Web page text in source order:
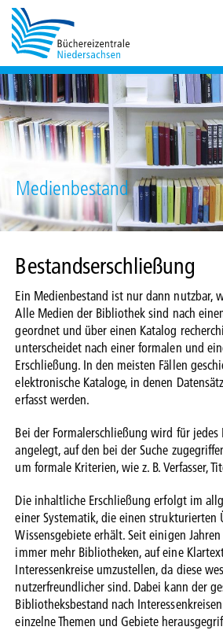
Medienbestand
Bestandserschließung
Ein Medienbestand ist nur dann nutzbar,
Alle Medien der Bibliothek sind nach
geordnet und über einen Katalog
unterscheidet nach einer formalen und
Erschließung. In den meisten Fällen
elektronische Kataloge, in denen
erfasst werden.
Bei der Formalerschließung wird für
angelegt, auf den bei der Suche
um formale Kriterien, wie z. B. Verfasser,
Die inhaltliche Erschließung erfolgt im
einer Systematik, die einen strukturierten
Wissensgebiete erhält. Seit einigen
immer mehr Bibliotheken, auf eine
Interessenkreise umzustellen, da diese
nutzerfreundlicher sind. Dabei kann der
Bibliotheksbestand nach
einzelne Themen und Gebiete